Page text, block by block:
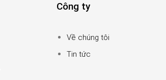
Công ty
Về chúng tôi
Tin tức